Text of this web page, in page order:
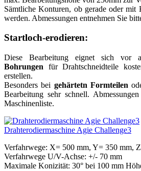
Sämtliche Konturen, ob gerade oder mit
werden. Abmessungen entnehmen Sie
Startloch-erodieren:
Diese Bearbeitung eignet sich vor
Bohrungen für Drahtschneidteile
erstellen.
Besonders bei gehärtetn Formteilen
Bearbeitung sehr schnell.
Maschinenliste.
Drahterodiermaschine Agie Challenge3
Verfahrwege: X= 500 mm, Y= 350 mm,
Verfahrwege U/V-Achse: +/- 70 mm
Maximale Konizität: 30° bei 100 mm